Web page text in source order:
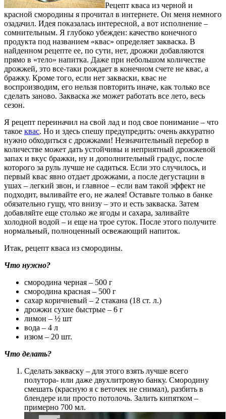
Рецепт кваса из черной и
красной смородины я прочитал в интернете. Он меня немного
озадачил. Идея показалась интересной, а вот исполнение –
сомнительным. Я глубоко убежден: качество конечного
продукта под названием «квас» определяет закваска. В
найденном рецепте ее, по сути, нет, дрожжи добавляются
прямо в «тело» напитка. Даже при небольшом количестве
дрожжей, это все-таки рождает в конечном счете не квас, а
бражку. Кроме того, если нет закваски, квас не
воспроизводим, его нельзя повторить иначе, как только все
сделать заново. Закваска же может работать все лето, весь
сезон.
Я рецепт переиначил на свой лад и под свое понимание – что
такое квас. Но и здесь спешу предупредить: очень аккуратно
нужно обходиться с дрожжами! Незначительный перебор в
количестве может дать устойчивы и неприятный дрожжевой
запах и вкус бражки, ну и дополнительный градус, после
которого за руль лучше не садиться. Если это случилось, и
первый квас явно отдает дрожжами, а после дегустации в
ушах – легкий звон, и главное – если вам такой эффект не
подходит, выливайте его, не жалея! Оставьте только в банке
обязательно гущу, что внизу – это и есть закваска. Затем
добавляйте еще столько же ягоды и сахара, заливайте
холодной водой – и еще на трое суток. После этого получите
нормальный, полноценный освежающий напиток.
Итак, рецепт кваса из смородины.
Что нужно?
смородина черная – 500 г
смородина красная – 500 г
сахар коричневый – 2 стакана (18 ст. л.)
дрожжи сухие быстрые – 6 г
лимон – ½ шт
вода – 4 л
изюм – 20 шт.
Что делать?
Сделать закваску – для этого взять лучше всего
полутора- или даже двухлитровую банку. Смородину
смешать (красную я с веточек не снимал), разбить в
блендере или просто потолочь. Залить кипятком –
примерно 700 мл.